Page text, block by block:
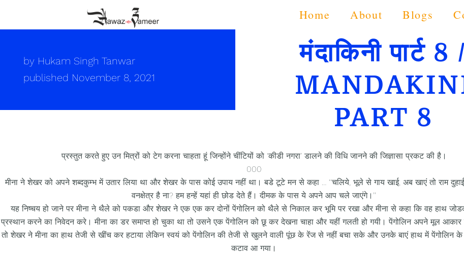
Home About Blogs
by Hukam Singh Tanwar
published November 8, 2021
मंदाकिनी पार्ट 8 /
PART 8
प्रस्तुत करते हुए उन मित्रों को टेग करना चाहता हूं जिन्होंने चींटियों को ‘कीडी नगरा’ डालने की विधि जानने की जिज्ञासा प्रकट की है।
000
मीना ने शेखर को अपने शब्दकुम्भ में उतार लिया था और शेखर के पास कोई उपाय नहीं था। बडे टूटे मन से कहा … ‘‘चलिये, भूले से गाय खाई, अब खाएं तो राम
वनक्षेत्र है ना? हम हन्हें यहां ही छोड देते हैं। दीमक के पास ये अपने आप चले जाएंगे।’’
यह निष्चय हो जाने पर मीना ने थैले को पकडा और शेखर ने एक एक कर दोनों पेंगोलिन को थैले से निकाल कर भूमि पर रखा और मीना से कहा कि वह हाथ
प्रस्थान करने का निवेदन करे। मीना का डर समाप्त हो चुका था तो उसने एक पेंगोलिन को छू कर देखना चाहा और यहीं गलती हो गयी। पेंगोलिन अपने मूल
तो शेखर ने मीना का हाथ तेजी से खींच कर हटाया लेकिन स्वयं को पेंगोलिन की तेजी से खुलने वाली पूंछ के रेंज से नहीं बचा सके और उनके बाएं हाथ में पेंगोलिन के
कटाव आ गया।